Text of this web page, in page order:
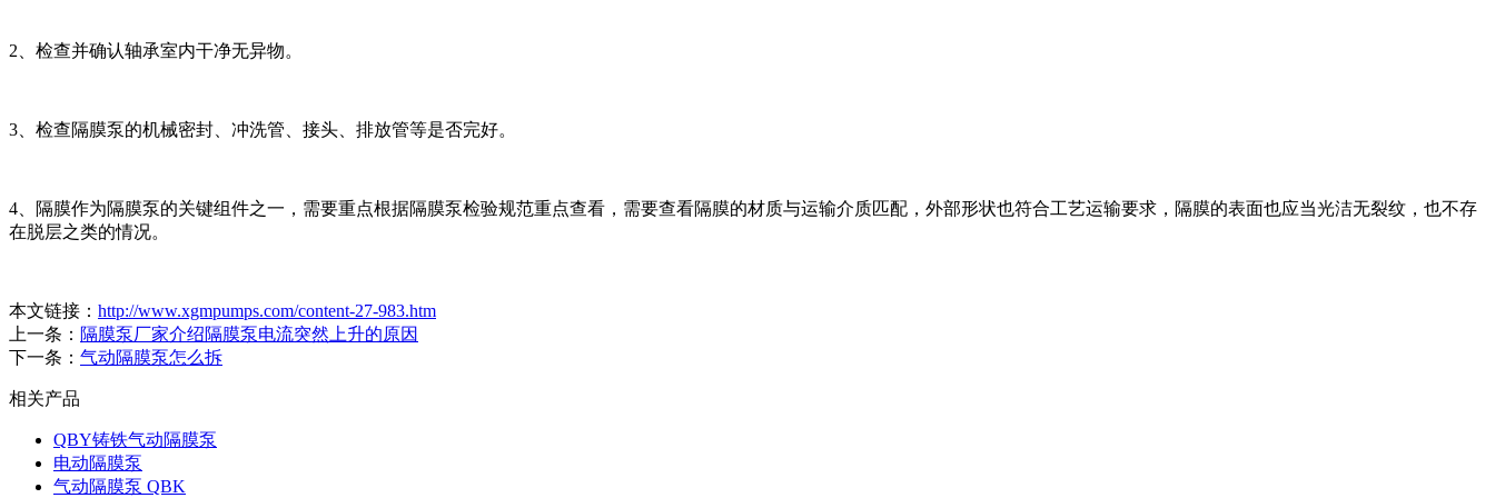
2、检查并确认轴承室内干净无异物。
3、检查隔膜泵的机械密封、冲洗管、接头、排放管等是否完好。
4、隔膜作为隔膜泵的关键组件之一，需要重点根据隔膜泵检验规范重点查看，需要查看隔膜的材质与运输介质匹配，外部形状也符合工艺运输要求，隔膜的表面也应当光洁无裂纹，也不存
在脱层之类的情况。
本文链接： http://www.xgmpumps.com/content-27-983.htm
上一条： 隔膜泵厂家介绍隔膜泵电流突然上升的原因
下一条： 气动隔膜泵怎么拆
相关产品
QBY铸铁气动隔膜泵
电动隔膜泵
气动隔膜泵 QBK